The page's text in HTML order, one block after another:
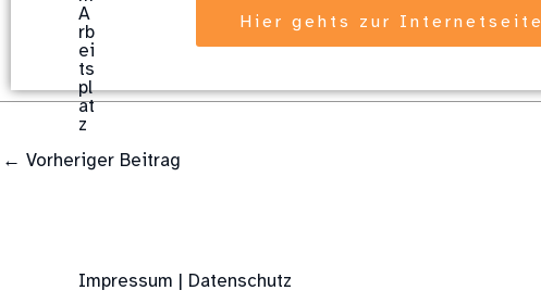
Hier gehts zur Internetseite
← Vorheriger Beitrag
Impressum | Datenschutz